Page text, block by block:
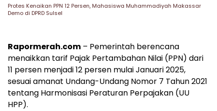
Protes Kenaikan PPN 12 Persen, Mahasiswa Muhammadiyah Makassar
Demo di DPRD Sulsel
Rapormerah.com – Pemerintah berencana
menaikkan tarif Pajak Pertambahan Nilai (PPN) dari
11 persen menjadi 12 persen mulai Januari 2025,
sesuai amanat Undang-Undang Nomor 7 Tahun 2021
tentang Harmonisasi Peraturan Perpajakan (UU
HPP).